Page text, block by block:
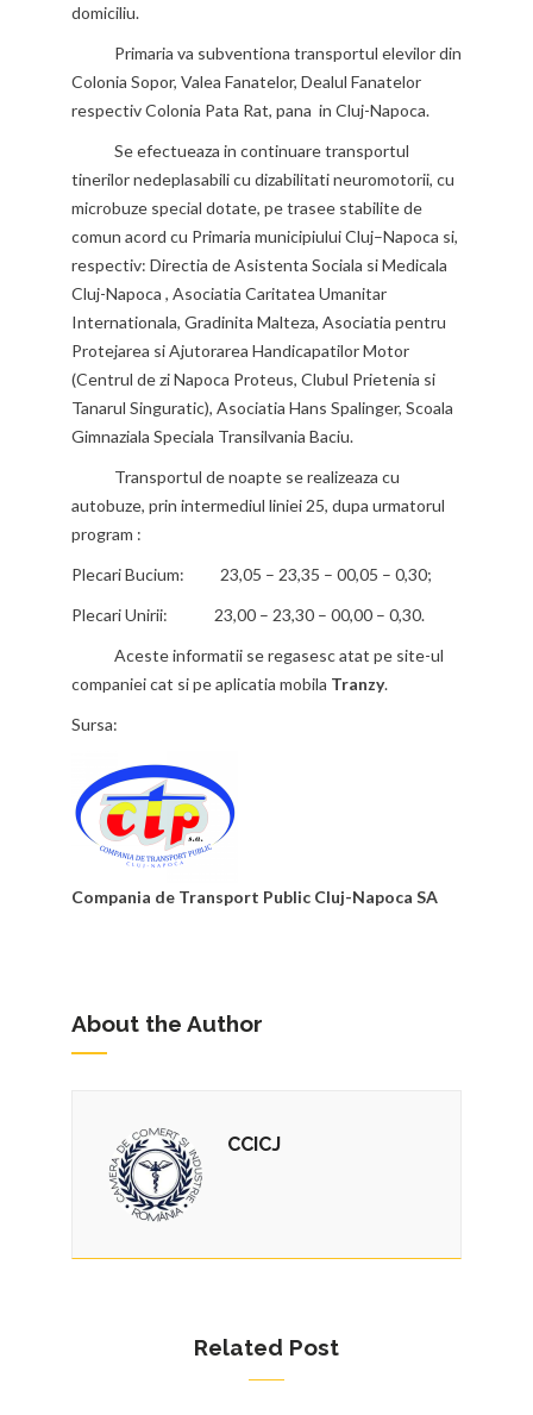
domiciliu.
Primaria va subventiona transportul elevilor din
Colonia Sopor, Valea Fanatelor, Dealul Fanatelor
respectiv Colonia Pata Rat, pana in Cluj-Napoca.
Se efectueaza in continuare transportul
tinerilor nedeplasabili cu dizabilitati neuromotorii, cu
microbuze special dotate, pe trasee stabilite de
comun acord cu Primaria municipiului Cluj–Napoca si,
respectiv: Directia de Asistenta Sociala si Medicala
Cluj-Napoca , Asociatia Caritatea Umanitar
Internationala, Gradinita Malteza, Asociatia pentru
Protejarea si Ajutorarea Handicapatilor Motor
(Centrul de zi Napoca Proteus, Clubul Prietenia si
Tanarul Singuratic), Asociatia Hans Spalinger, Scoala
Gimnaziala Speciala Transilvania Baciu.
Transportul de noapte se realizeaza cu
autobuze, prin intermediul liniei 25, dupa urmatorul
program :
Plecari Bucium: 23,05 – 23,35 – 00,05 – 0,30;
Plecari Unirii: 23,00 – 23,30 – 00,00 – 0,30.
Aceste informatii se regasesc atat pe site-ul
companiei cat si pe aplicatia mobila Tranzy.
Sursa:
Compania de Transport Public Cluj-Napoca SA
About the Author
CCICJ
Related Post